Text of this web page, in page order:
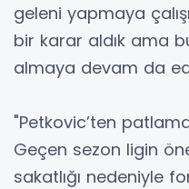
geleni yapmaya
bir karar aldık ama
almaya devam da
"Petkovic’ten
Geçen sezon ligin
sakatlığı nedeniyle